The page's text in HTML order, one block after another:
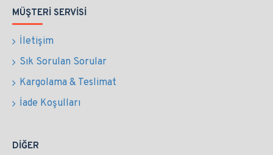
MÜŞTERI SERVISI
İletişim
Sık Sorulan Sorular
Kargolama & Teslimat
İade Koşulları
DIĞER